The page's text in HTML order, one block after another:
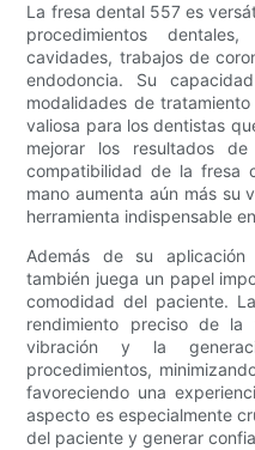
La fresa dental 557 es
procedimientos
cavidades, trabajos de
endodoncia. Su
modalidades de
valiosa para los dentistas
mejorar los resultados
compatibilidad de la fresa
mano aumenta aún más su
herramienta indispensable
Además de su
también juega un papel
comodidad del paciente.
rendimiento preciso de
vibración y la
procedimientos,
favoreciendo una
aspecto es especialmente
del paciente y generar